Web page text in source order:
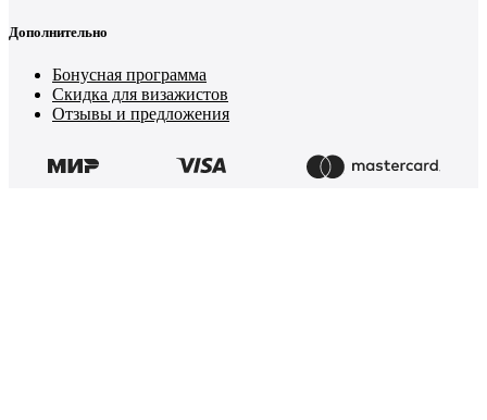
Дополнительно
Бонусная программа
Скидка для визажистов
Отзывы и предложения